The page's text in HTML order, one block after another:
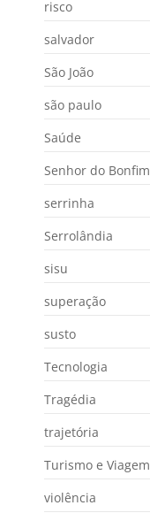
risco
salvador
São João
são paulo
Saúde
Senhor do Bonfim
serrinha
Serrolândia
sisu
superação
susto
Tecnologia
Tragédia
trajetória
Turismo e Viagem
violência